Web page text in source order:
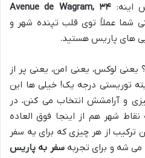
اینه:
۳۴ Avenue de Wagram,
شما عملاً توی قلب تپنده شهر و
های پاریس هستید.
چی؟ یعنی لوکس، یعنی امن، یعنی پر از
توریستی درجه یک! خیلی ها این
و آرامشش انتخاب می کنن، در
شهر هم از اینجا فوق العاده
ترکیب از هر چیزی که برای یه سفر
می شه و برای تجربهسفر به پاریس